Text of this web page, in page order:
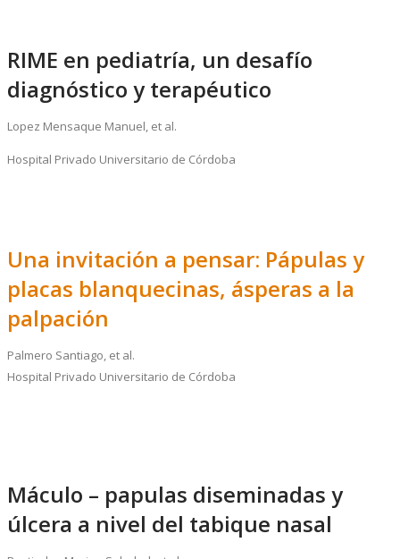
RIME en pediatría, un desafío
diagnóstico y terapéutico
Lopez Mensaque Manuel, et al.
Hospital Privado Universitario de Córdoba
Una invitación a pensar: Pápulas y
placas blanquecinas, ásperas a la
palpación
Palmero Santiago, et al.
Hospital Privado Universitario de Córdoba
Máculo – papulas diseminadas y
úlcera a nivel del tabique nasal